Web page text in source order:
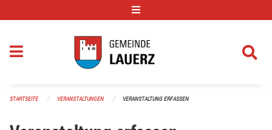
STARTSEITE VERANSTALTUNGEN VERANSTALTUNG ERFASSEN